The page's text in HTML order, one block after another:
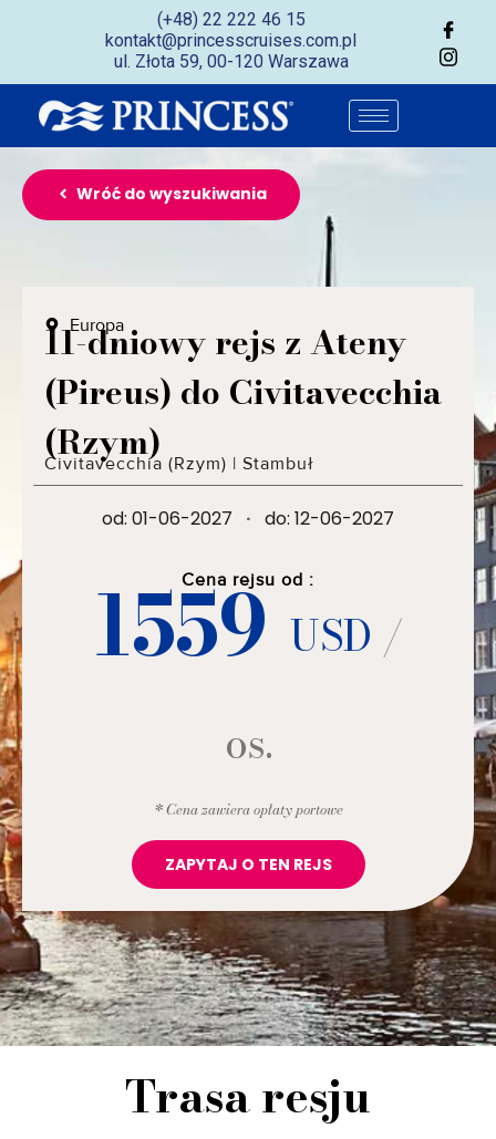
(+48) 22 222 46 15
kontakt@princesscruises.com.pl
ul. Złota 59, 00-120 Warszawa
Wróć do wyszukiwania
Europa
11-dniowy rejs z Ateny
(Pireus) do Civitavecchia
(Rzym)
Civitavecchia (Rzym) | Stambuł
od: 01-06-2027 · do: 12-06-2027
Cena rejsu od :
1559USD /
os.
* Cena zawiera opłaty portowe
ZAPYTAJ O TEN REJS
Trasa resju